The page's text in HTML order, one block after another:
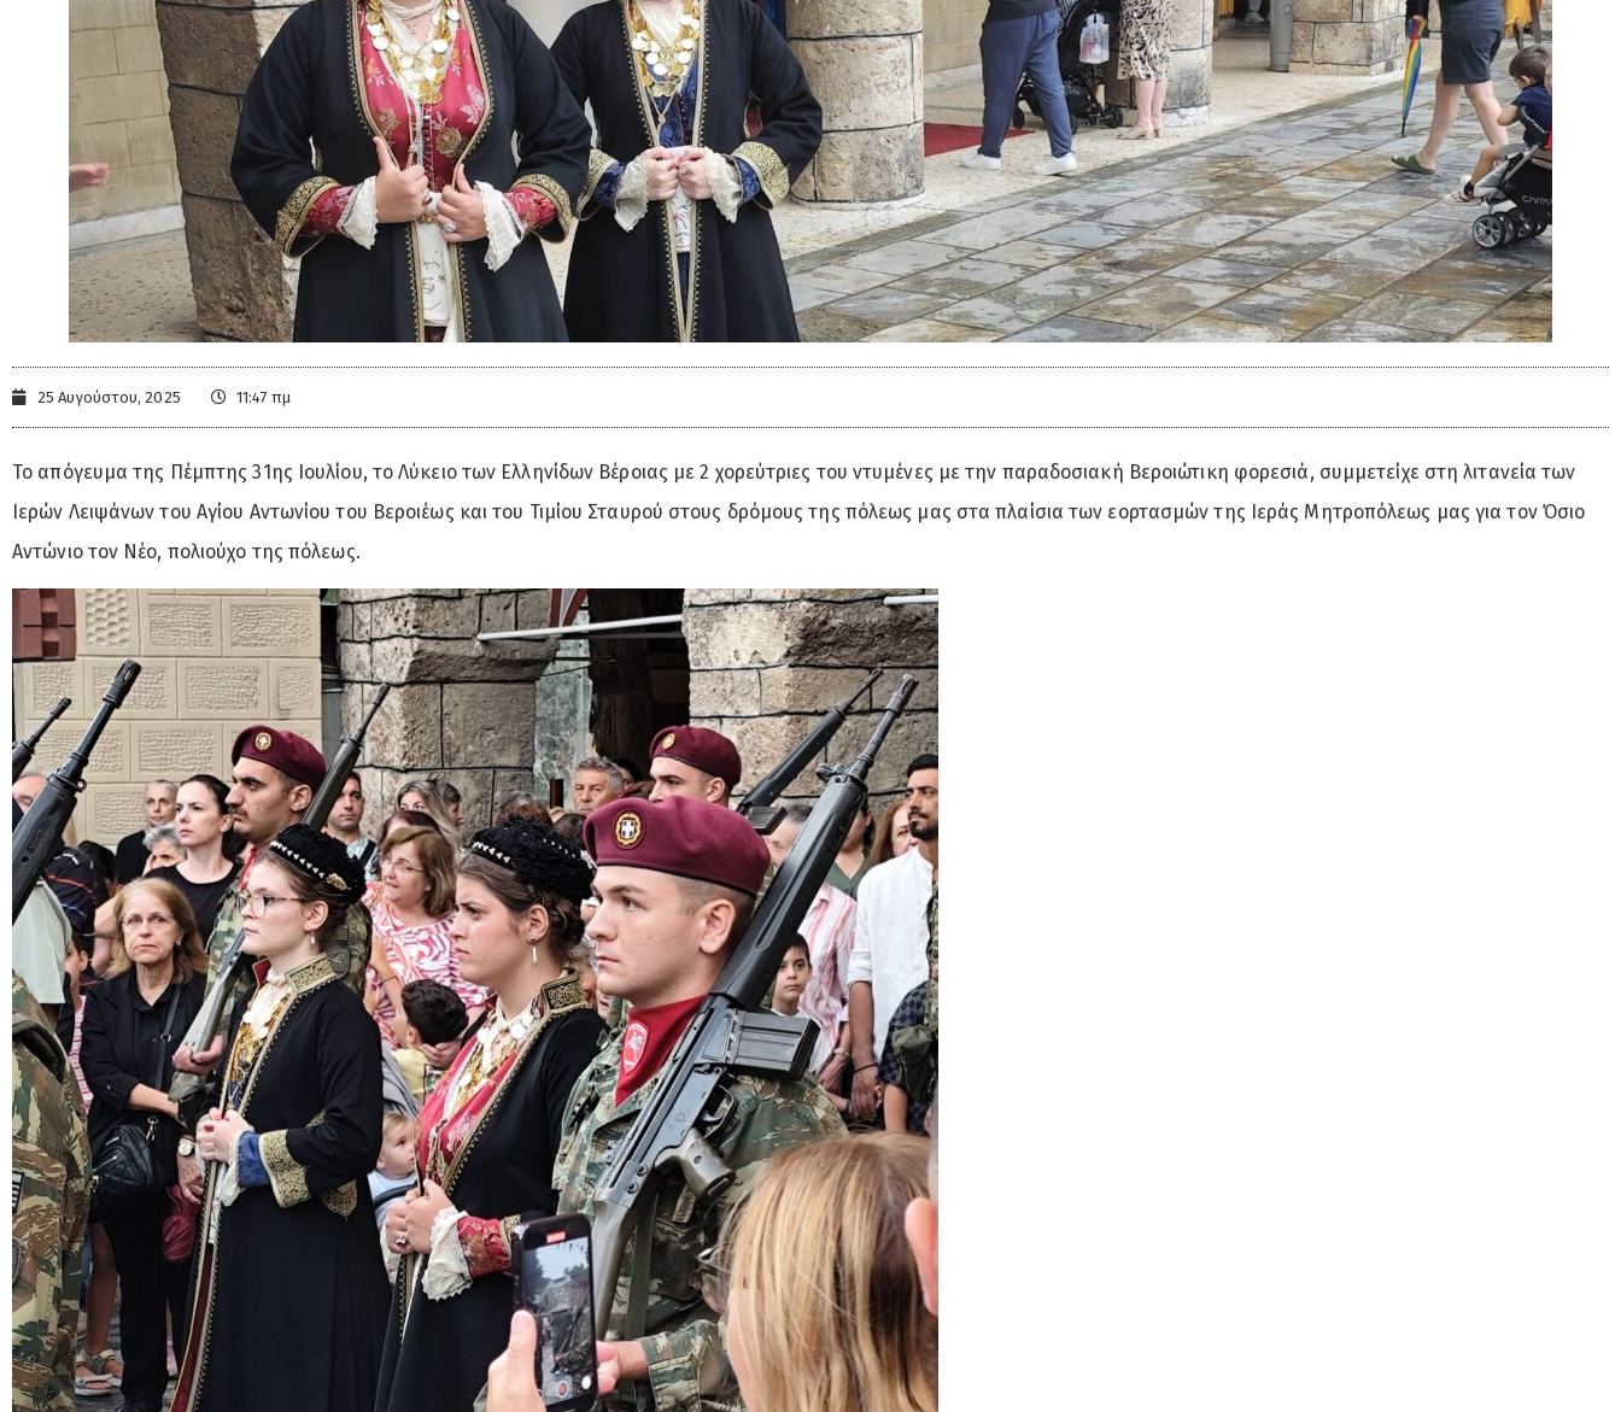
25 Αυγούστου, 2025 11:47 πμ
Το απόγευμα της Πέμπτης 31ης Ιουλίου, το Λύκειο των Ελληνίδων Βέροιας με 2 χορεύτριες του ντυμένες με την παραδοσιακή Βεροιώτικη φορεσιά, συμμετείχε στη λιτανεία των
Ιερών Λειψάνων του Αγίου Αντωνίου του Βεροιέως και του Τιμίου Σταυρού στους δρόμους της πόλεως μας στα πλαίσια των εορτασμών της Ιεράς Μητροπόλεως μας για τον Όσιο
Αντώνιο τον Νέο, πολιούχο της πόλεως.